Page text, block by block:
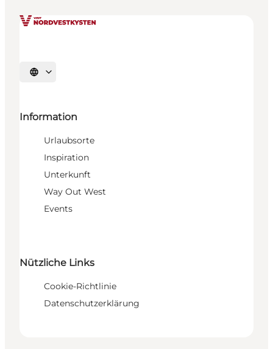
Sprache auswählen
Information
Urlaubsorte
Inspiration
Unterkunft
Way Out West
Events
Nützliche Links
Cookie-Richtlinie
Datenschutzerklärung